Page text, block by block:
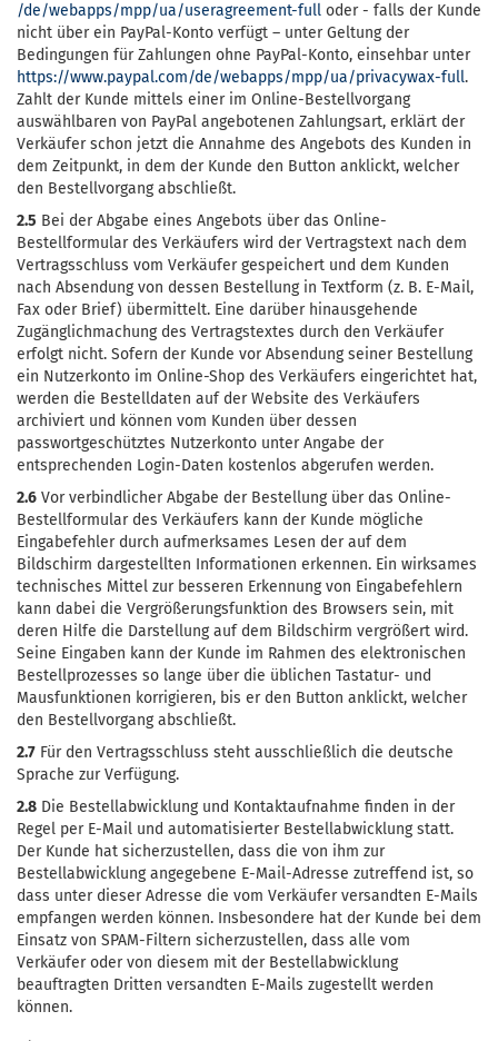
/de/webapps/mpp/ua/useragreement-full oder - falls der Kunde
nicht über ein PayPal-Konto verfügt – unter Geltung der
Bedingungen für Zahlungen ohne PayPal-Konto, einsehbar unter
https://www.paypal.com/de/webapps/mpp/ua/privacywax-full.
Zahlt der Kunde mittels einer im Online-Bestellvorgang
auswählbaren von PayPal angebotenen Zahlungsart, erklärt der
Verkäufer schon jetzt die Annahme des Angebots des Kunden in
dem Zeitpunkt, in dem der Kunde den Button anklickt, welcher
den Bestellvorgang abschließt.
2.5 Bei der Abgabe eines Angebots über das Online-
Bestellformular des Verkäufers wird der Vertragstext nach dem
Vertragsschluss vom Verkäufer gespeichert und dem Kunden
nach Absendung von dessen Bestellung in Textform (z. B. E-Mail,
Fax oder Brief) übermittelt. Eine darüber hinausgehende
Zugänglichmachung des Vertragstextes durch den Verkäufer
erfolgt nicht. Sofern der Kunde vor Absendung seiner Bestellung
ein Nutzerkonto im Online-Shop des Verkäufers eingerichtet hat,
werden die Bestelldaten auf der Website des Verkäufers
archiviert und können vom Kunden über dessen
passwortgeschütztes Nutzerkonto unter Angabe der
entsprechenden Login-Daten kostenlos abgerufen werden.
2.6 Vor verbindlicher Abgabe der Bestellung über das Online-
Bestellformular des Verkäufers kann der Kunde mögliche
Eingabefehler durch aufmerksames Lesen der auf dem
Bildschirm dargestellten Informationen erkennen. Ein wirksames
technisches Mittel zur besseren Erkennung von Eingabefehlern
kann dabei die Vergrößerungsfunktion des Browsers sein, mit
deren Hilfe die Darstellung auf dem Bildschirm vergrößert wird.
Seine Eingaben kann der Kunde im Rahmen des elektronischen
Bestellprozesses so lange über die üblichen Tastatur- und
Mausfunktionen korrigieren, bis er den Button anklickt, welcher
den Bestellvorgang abschließt.
2.7 Für den Vertragsschluss steht ausschließlich die deutsche
Sprache zur Verfügung.
2.8 Die Bestellabwicklung und Kontaktaufnahme finden in der
Regel per E-Mail und automatisierter Bestellabwicklung statt.
Der Kunde hat sicherzustellen, dass die von ihm zur
Bestellabwicklung angegebene E-Mail-Adresse zutreffend ist, so
dass unter dieser Adresse die vom Verkäufer versandten E-Mails
empfangen werden können. Insbesondere hat der Kunde bei dem
Einsatz von SPAM-Filtern sicherzustellen, dass alle vom
Verkäufer oder von diesem mit der Bestellabwicklung
beauftragten Dritten versandten E-Mails zugestellt werden
können.